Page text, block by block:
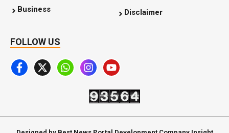
Business Disclaimer
FOLLOW US